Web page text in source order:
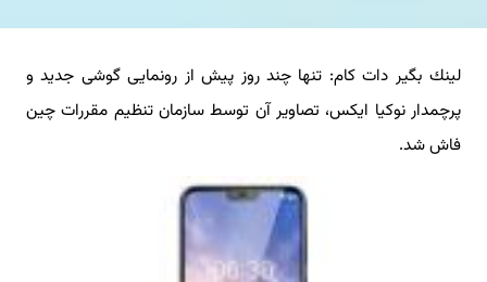
خدمات ما
درباره ما
آموزش
لینك بگیر دات كام: تنها چند روز پیش از رونمایی گوشی جدید و
پرچمدار نوكیا ایكس، تصاویر آن توسط سازمان تنظیم مقررات چین
فاش شد.